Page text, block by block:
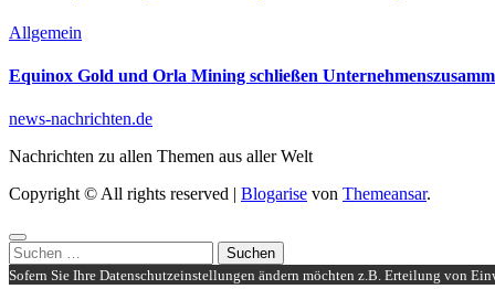
Allgemein
Equinox Gold und Orla Mining schließen
news-nachrichten.de
Nachrichten zu allen Themen aus aller Welt
Copyright © All rights reserved
Blogarise von Themeansar.
Suchen
nach:
Sofern Sie Ihre Datenschutzeinstellungen ändern möchten z.B. Erteilung von